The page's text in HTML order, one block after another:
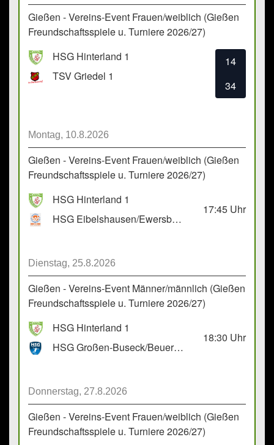
Gießen - Vereins-Event Frauen/weiblich (Gießen
Freundschaftsspiele u. Turniere 2026/27)
HSG Hinterland 1
TSV Griedel 1
14
34
Montag, 10.8.2026
Gießen - Vereins-Event Frauen/weiblich (Gießen
Freundschaftsspiele u. Turniere 2026/27)
HSG Hinterland 1
HSG Eibelshausen/Ewersbach GbR 2
17:45 Uhr
Dienstag, 25.8.2026
Gießen - Vereins-Event Männer/männlich (Gießen
Freundschaftsspiele u. Turniere 2026/27)
HSG Hinterland 1
HSG Großen-Buseck/Beuern 1
18:30 Uhr
Donnerstag, 27.8.2026
Gießen - Vereins-Event Frauen/weiblich (Gießen
Freundschaftsspiele u. Turniere 2026/27)